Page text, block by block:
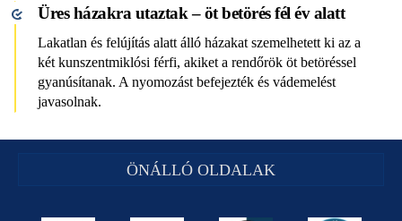
Üres házakra utaztak – öt betörés fél év alatt
Lakatlan és felújítás alatt álló házakat szemelhetett ki az a
két kunszentmiklósi férfi, akiket a rendőrök öt betöréssel
gyanúsítanak. A nyomozást befejezték és vádemelést
javasolnak.
ÖNÁLLÓ OLDALAK